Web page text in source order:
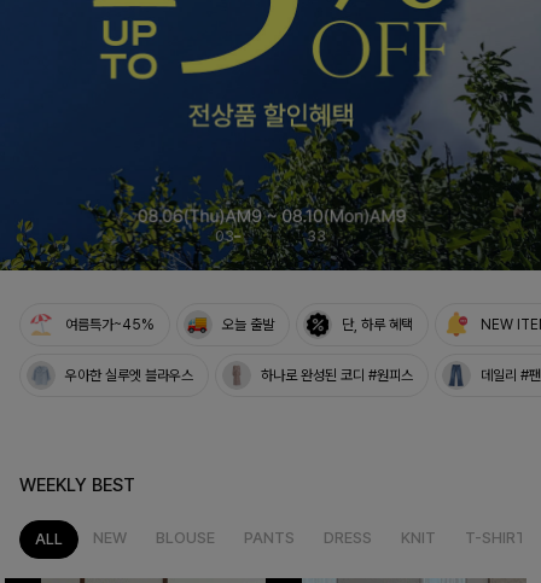
여름의 끝을 완성할
감각적인 원피스
셀퍼프 셔링원피스
04 33
여름특가~45% 오늘 출발 단, 하루 혜택 NEW
우아한 실루엣 블라우스 하나로 완성된 코디 #원피스 데일리 #
WEEKLY BEST
ALL NEW BLOUSE PANTS DRESS KNIT T-SHIRT